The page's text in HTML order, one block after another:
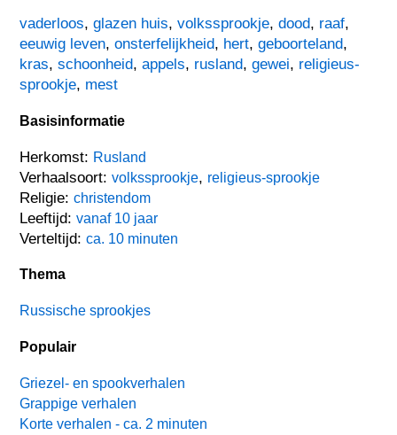
vaderloos,glazen huis,volkssprookje,dood, raaf,
eeuwig leven,onsterfelijkheid, hert,geboorteland,
kras,schoonheid,appels, rusland,gewei, religieus-
sprookje, mest
Basisinformatie
Herkomst: Rusland
Verhaalsoort:volkssprookje, religieus-sprookje
Religie:christendom
Leeftijd:vanaf 10 jaar
Verteltijd:ca. 10 minuten
Thema
Russische sprookjes
Populair
Griezel- en spookverhalen
Grappige verhalen
Korte verhalen - ca. 2 minuten